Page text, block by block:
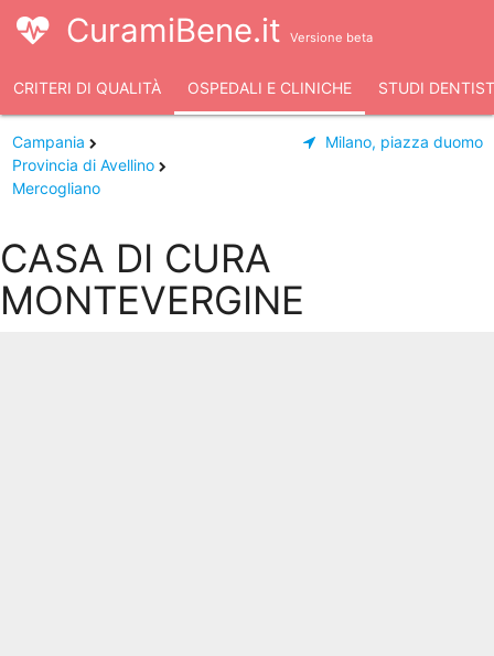
CuramiBene.it Versione beta
CRITERI DI QUALITÀ OSPEDALI E CLINICHE STUDI
Campania
Provincia di Avellino
Mercogliano
Milano, piazza duomo
CASA DI CURA
MONTEVERGINE